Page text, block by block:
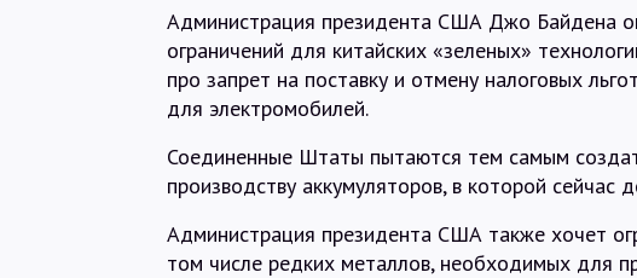
Администрация президента США Джо Байдена
ограничений для китайских «зеленых»
про запрет на поставку и отмену налоговых
для электромобилей.
Соединенные Штаты пытаются тем самым
производству аккумуляторов, в которой сейчас
Администрация президента США также хочет
том числе редких металлов, необходимых для